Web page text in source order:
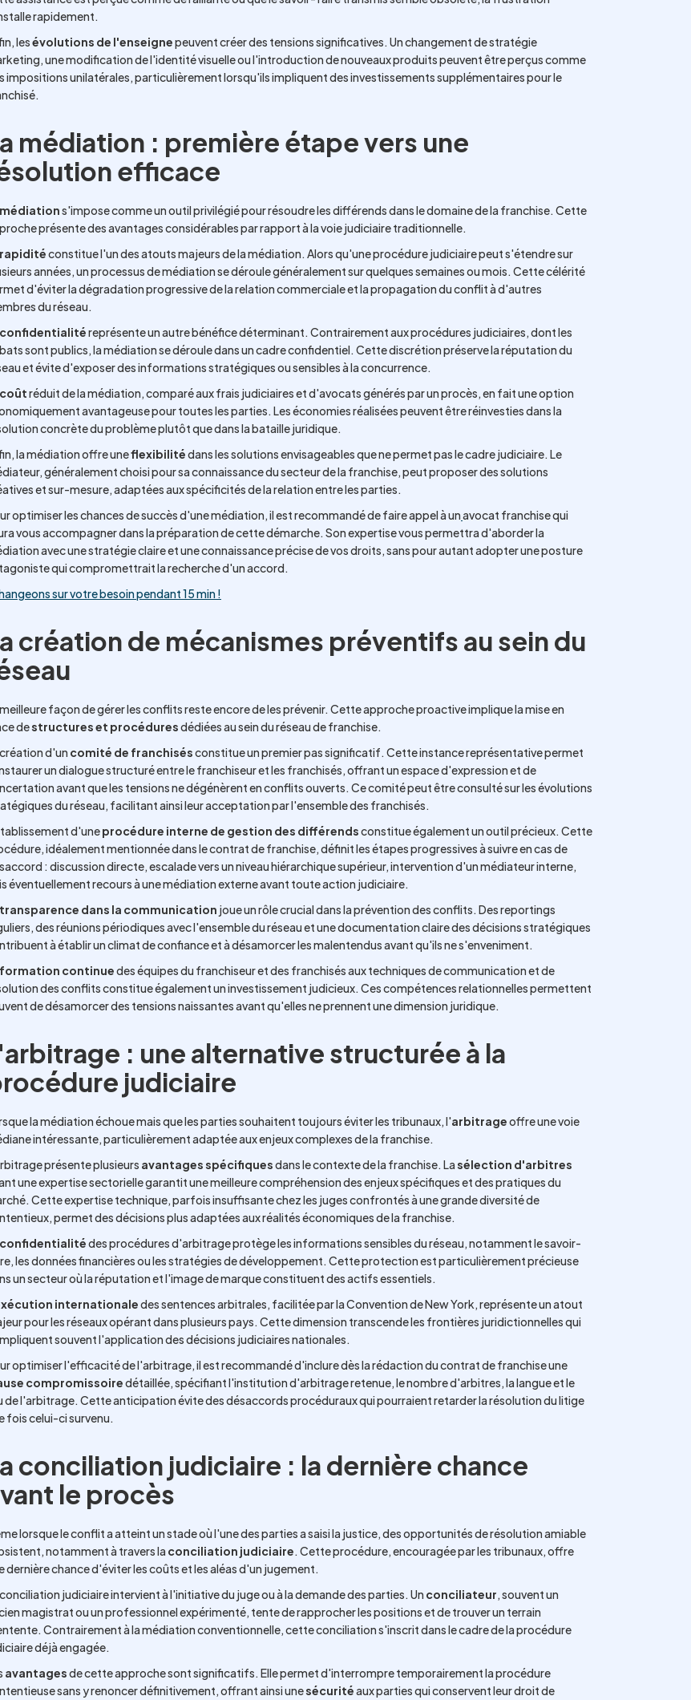
rapidement.
lesévolutions de l'enseignepeuvent créer des tensions significatives. Un changement de stratégie
une modification de l'identité visuelle ou l'introduction de nouveaux produits peuvent être perçus comme
impositions unilatérales, particulièrement lorsqu'ils impliquent des investissements supplémentaires pour le
médiation : première étape vers une
efficace
médiations'impose comme un outil privilégié pour résoudre les différends dans le domaine de la franchise. Cette
présente des avantages considérables par rapport à la voie judiciaire traditionnelle.
rapiditéconstitue l'un des atouts majeurs de la médiation. Alors qu'une procédure judiciaire peut s'étendre sur
années, un processus de médiation se déroule généralement sur quelques semaines ou mois. Cette célérité
d'éviter la dégradation progressive de la relation commerciale et la propagation du conflit à d'autres
du réseau.
confidentialitéreprésente un autre bénéfice déterminant. Contrairement aux procédures judiciaires, dont les
sont publics, la médiation se déroule dans un cadre confidentiel. Cette discrétion préserve la réputation du
et évite d'exposer des informations stratégiques ou sensibles à la concurrence.
coûtréduit de la médiation, comparé aux frais judiciaires et d'avocats générés par un procès, en fait une option
avantageuse pour toutes les parties. Les économies réalisées peuvent être réinvesties dans la
concrète du problème plutôt que dans la bataille juridique.
la médiation offre uneflexibilitédans les solutions envisageables que ne permet pas le cadre judiciaire. Le
généralement choisi pour sa connaissance du secteur de la franchise, peut proposer des solutions
et sur-mesure, adaptées aux spécificités de la relation entre les parties.
optimiser les chances de succès d'une médiation, il est recommandé de faire appel à unavocat franchise qui
vous accompagner dans la préparation de cette démarche. Son expertise vous permettra d'aborder la
avec une stratégie claire et une connaissance précise de vos droits, sans pour autant adopter une posture
qui compromettrait la recherche d'un accord.
sur votre besoin pendant 15 min !
création de mécanismes préventifs au sein du
façon de gérer les conflits reste encore de les prévenir. Cette approche proactive implique la mise en
destructures et procéduresdédiées au sein du réseau de franchise.
d'un comité de franchisésconstitue un premier pas significatif. Cette instance représentative permet
un dialogue structuré entre le franchiseur et les franchisés, offrant un espace d'expression et de
avant que les tensions ne dégénèrent en conflits ouverts. Ce comité peut être consulté sur les évolutions
du réseau, facilitant ainsi leur acceptation par l'ensemble des franchisés.
d'uneprocédure interne de gestion des différendsconstitue également un outil précieux. Cette
idéalement mentionnée dans le contrat de franchise, définit les étapes progressives à suivre en cas de
: discussion directe, escalade vers un niveau hiérarchique supérieur, intervention d'un médiateur interne,
éventuellement recours à une médiation externe avant toute action judiciaire.
transparence dans la communication joue un rôle crucial dans la prévention des conflits. Des reportings
des réunions périodiques avec l'ensemble du réseau et une documentation claire des décisions stratégiques
à établir un climat de confiance et à désamorcer les malentendus avant qu'ils ne s'enveniment.
formation continuedes équipes du franchiseur et des franchisés aux techniques de communication et de
des conflits constitue également un investissement judicieux. Ces compétences relationnelles permettent
de désamorcer des tensions naissantes avant qu'elles ne prennent une dimension juridique.
: une alternative structurée à la
judiciaire
la médiation échoue mais que les parties souhaitent toujours éviter les tribunaux, l'arbitrageoffre une voie
intéressante, particulièrement adaptée aux enjeux complexes de la franchise.
présente plusieurs avantages spécifiquesdans le contexte de la franchise. Lasélection d'arbitres
une expertise sectorielle garantit une meilleure compréhension des enjeux spécifiques et des pratiques du
Cette expertise technique, parfois insuffisante chez les juges confrontés à une grande diversité de
permet des décisions plus adaptées aux réalités économiques de la franchise.
confidentialitédes procédures d'arbitrage protège les informations sensibles du réseau, notamment le savoir-
les données financières ou les stratégies de développement. Cette protection est particulièrement précieuse
un secteur où la réputation et l'image de marque constituent des actifs essentiels.
internationaledes sentences arbitrales, facilitée par la Convention de New York, représente un atout
pour les réseaux opérant dans plusieurs pays. Cette dimension transcende les frontières juridictionnelles qui
souvent l'application des décisions judiciaires nationales.
optimiser l'efficacité de l'arbitrage, il est recommandé d'inclure dès la rédaction du contrat de franchise une
compromissoiredétaillée, spécifiant l'institution d'arbitrage retenue, le nombre d'arbitres, la langue et le
de l'arbitrage. Cette anticipation évite des désaccords procéduraux qui pourraient retarder la résolution du litige
fois celui-ci survenu.
conciliation judiciaire : la dernière chance
le procès
lorsque le conflit a atteint un stade où l'une des parties a saisi la justice, des opportunités de résolution amiable
notamment à travers la conciliation judiciaire. Cette procédure, encouragée par les tribunaux, offre
dernière chance d'éviter les coûts et les aléas d'un jugement.
judiciaire intervient à l'initiative du juge ou à la demande des parties. Un conciliateur, souvent un
magistrat ou un professionnel expérimenté, tente de rapprocher les positions et de trouver un terrain
Contrairement à la médiation conventionnelle, cette conciliation s'inscrit dans le cadre de la procédure
déjà engagée.
avantagesde cette approche sont significatifs. Elle permet d'interrompre temporairement la procédure
sans y renoncer définitivement, offrant ainsi unesécuritéaux parties qui conservent leur droit de